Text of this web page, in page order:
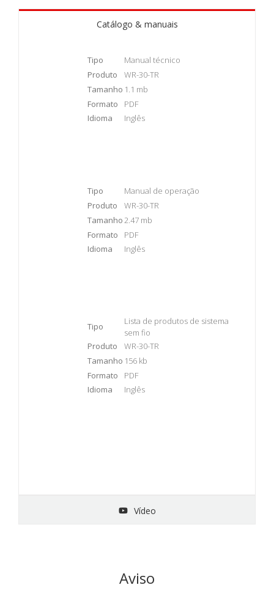
Catálogo & manuais
Tipo
Manual técnico
Produto
WR-30-TR
Tamanho 1.1 mb
Formato
PDF
Idioma
Inglês
Tipo
Manual de operação
Produto
WR-30-TR
Tamanho2.47 mb
Formato
PDF
Idioma
Inglês
Tipo
Lista de produtos de sistema
sem fio
Produto
WR-30-TR
Tamanho 156 kb
Formato
PDF
Idioma
Inglês
Vídeo
Aviso